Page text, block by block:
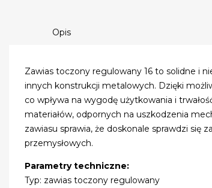
Opis
Zawias toczony regulowany 16 to solidne i
innych konstrukcji metalowych. Dzięki
co wpływa na wygodę użytkowania i
materiałów, odpornych na uszkodzenia
zawiasu sprawia, że doskonale sprawdzi się
przemysłowych.
Parametry techniczne:
Typ: zawias toczony regulowany